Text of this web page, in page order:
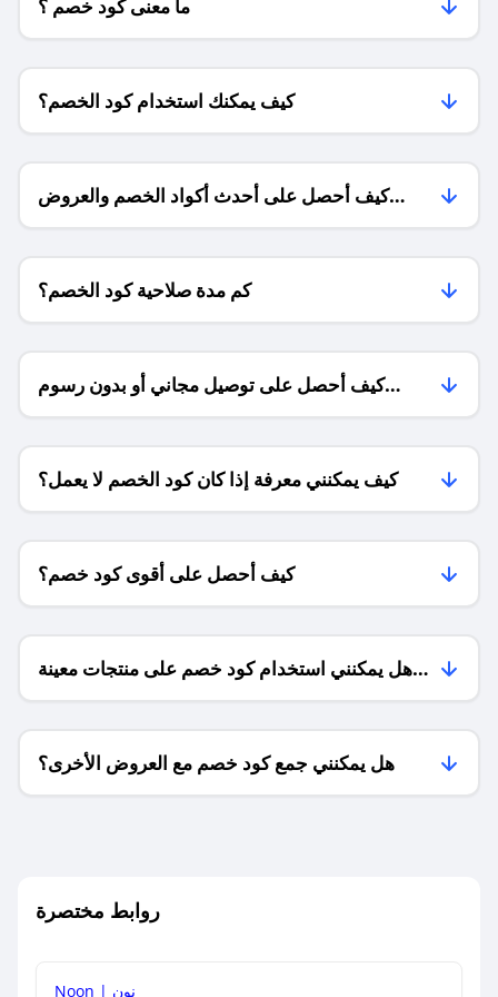
ما معنى كود خصم ؟
كيف يمكنك استخدام كود الخصم؟
كيف أحصل على أحدث أكواد الخصم والعروض
للمتاجر؟
كم مدة صلاحية كود الخصم؟
كيف أحصل على توصيل مجاني أو بدون رسوم
الشحن ؟
كيف يمكنني معرفة إذا كان كود الخصم لا يعمل؟
كيف أحصل على أقوى كود خصم؟
هل يمكنني استخدام كود خصم على منتجات معينة
فقط؟
هل يمكنني جمع كود خصم مع العروض الأخرى؟
روابط مختصرة
Noon | نون